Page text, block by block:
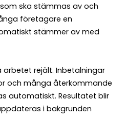
ska stämmas av och
företagare en
stämmer av med
arbetet rejält. Inbetalningar
och många återkommande
automatiskt. Resultatet blir
i bakgrunden